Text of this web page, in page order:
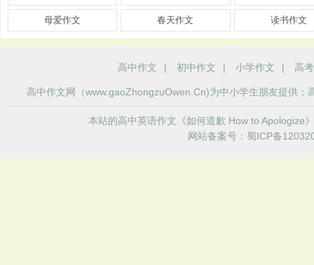
母爱作文 春天作文 读书作文
高中作文 | 初中作文 | 小学作文 | 高
高中作文网（www.gaoZhongzuOwen.Cn)为中小学生朋友提供
本站的高中英语作文《如何道歉 How to Apologize
网站备案号：蜀ICP备